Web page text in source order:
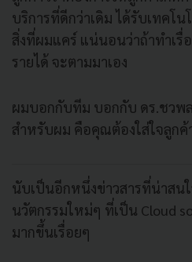
บริการที่ดีกว่าเดิม ได้รับเทคโ
สิ่งที่ผมแคร์ แน่นอนว่าถ้าทำเรื่
รายได้ จะตามมาเอง
ผมบอกกับทีม บอกกับ ดร.ชวพ
สำหรับผม คือคุณต้องใส่ใจลูกค้
นับเป็นอีกหนึ่งข่าวสารที่น่าสนใ
นวัตกรรมใหม่ๆ ที่เป็น Cloud
มากขึ้นเรื่อยๆ